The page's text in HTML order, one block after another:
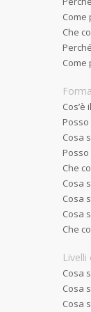
Come
Che
Come
Cos’è
Posso
Cosa
Che
Cosa
Cosa
Cosa
Che
Cosa
Cosa
Cosa